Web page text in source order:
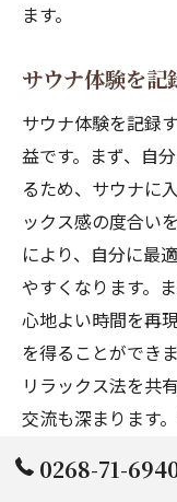
ます。
サウナ体験を記
サウナ体験を記録
益です。まず、自
るため、サウナに
ックス感の度合い
により、自分に最
やすくなります。
心地よい時間を再
を得ることができ
リラックス法を共
交流も深まります
康維持に繋がります
0268-71-